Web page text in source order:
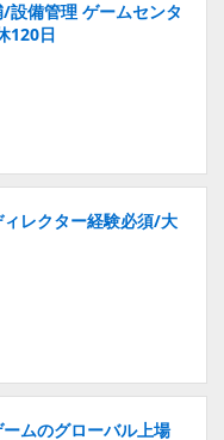
備管理 ゲームセンタ
120日
レクター経験必須/大
ムのグローバル上場